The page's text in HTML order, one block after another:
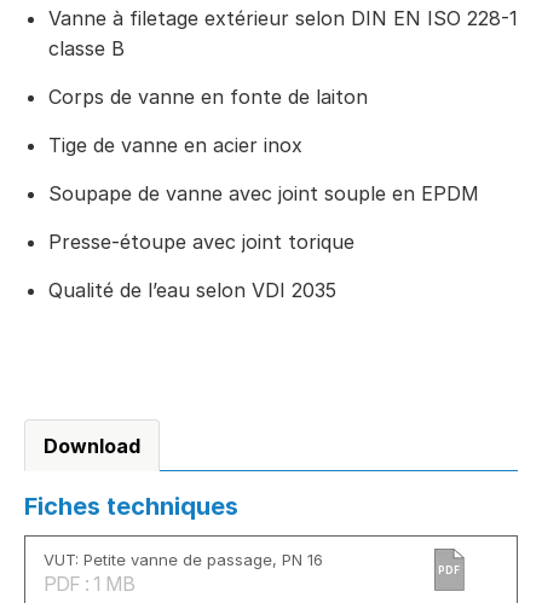
Vanne à filetage extérieur selon DIN EN ISO 228-1
classe B
Corps de vanne en fonte de laiton
Tige de vanne en acier inox
Soupape de vanne avec joint souple en EPDM
Presse-étoupe avec joint torique
Qualité de l’eau selon VDI 2035
Download
Fiches techniques
VUT: Petite vanne de passage, PN 16
PDF : 1 MB
PDF